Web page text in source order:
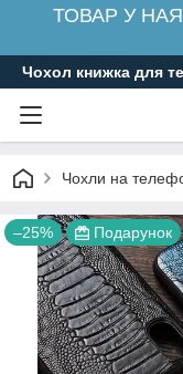
ТОВАР У
Чохол книжка для
Чохли на
–25% Подарунок